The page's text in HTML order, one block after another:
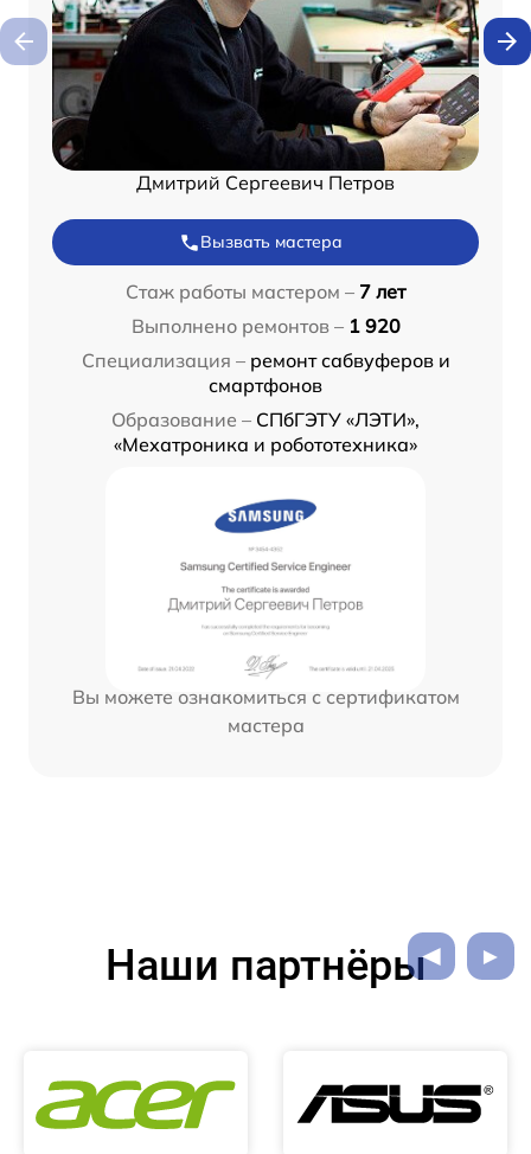
Дмитрий Сергеевич Петров
Вызвать мастера
Стаж работы мастером – 7 лет
Выполнено ремонтов – 1 920
Специализация – ремонт сабвуферов и
смартфонов
Образование – СПбГЭТУ «ЛЭТИ»,
«Мехатроника и робототехника»
Вы можете ознакомиться с сертификатом
мастера
Наши партнёры